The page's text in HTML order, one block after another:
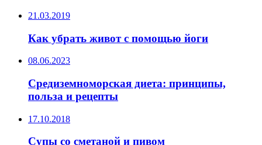
21.03.2019
Как убрать живот с помощью йоги
08.06.2023
Средиземноморская диета: принципы,
польза и рецепты
17.10.2018
Супы со сметаной и пивом